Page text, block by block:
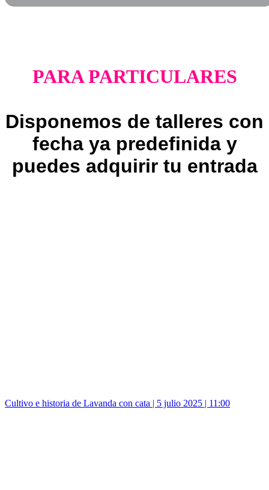
PARA PARTICULARES
Disponemos de talleres con
fecha ya predefinida y
puedes adquirir tu entrada
Cultivo e historia de Lavanda con cata | 5 julio 2025 | 11:00